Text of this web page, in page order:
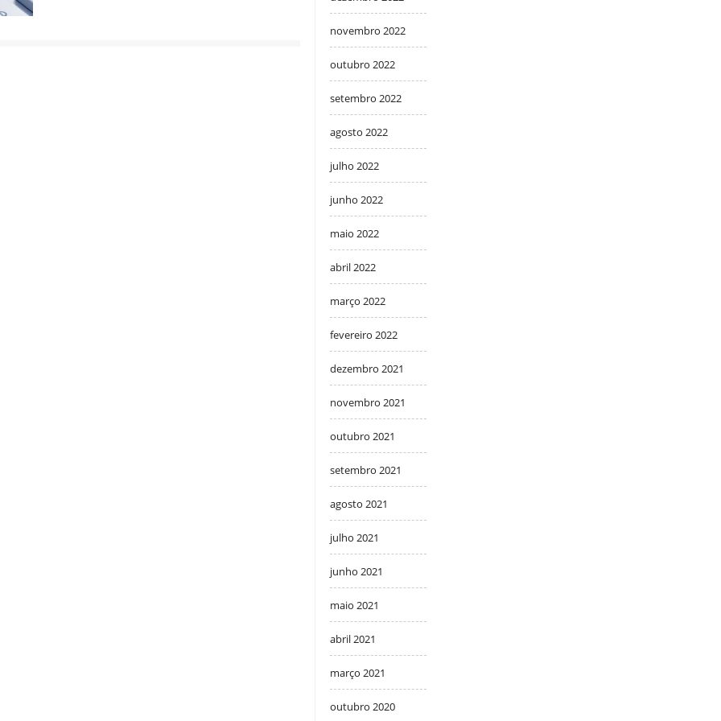
novembro 2022
outubro 2022
setembro 2022
agosto 2022
julho 2022
junho 2022
maio 2022
abril 2022
março 2022
fevereiro 2022
dezembro 2021
novembro 2021
outubro 2021
setembro 2021
agosto 2021
julho 2021
junho 2021
maio 2021
abril 2021
março 2021
outubro 2020